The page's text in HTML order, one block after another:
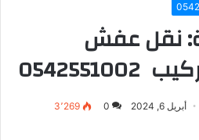
نقل عفش
أبريل 6, 2024 0 3٬269